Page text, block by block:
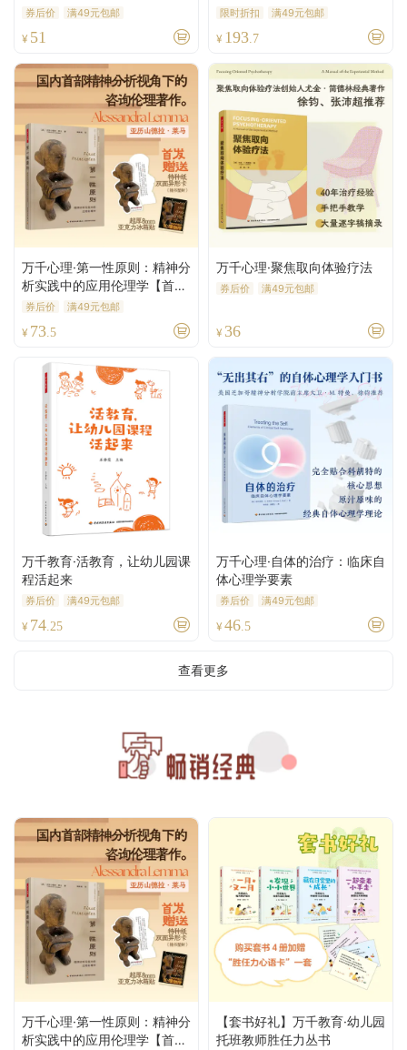
券后价 满49元包邮
¥ 51
限时折扣 满49元包邮
¥ 193.7
万千心理·第一性原则：精神分
析实践中的应用伦理学【首发
限量赠“守护伦理栖所”主题亚
克力冰箱贴+特种纸异形卡】
券后价 满49元包邮
¥ 73.5
万千心理·聚焦取向体验疗法
券后价 满49元包邮
¥ 36
万千教育·活教育，让幼儿园课
程活起来
券后价 满49元包邮
¥ 74.25
万千心理·自体的治疗：临床自
体心理学要素
券后价 满49元包邮
¥ 46.5
查看更多
万千心理·第一性原则：精神分
析实践中的应用伦理学【首发
【套书好礼】万千教育·幼儿园
托班教师胜任力丛书